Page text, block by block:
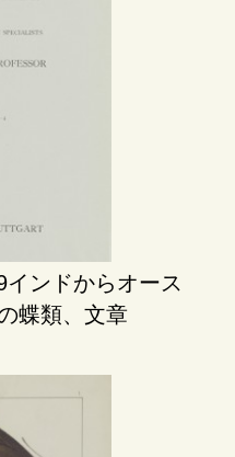
ンドからオース
蝶類、文章